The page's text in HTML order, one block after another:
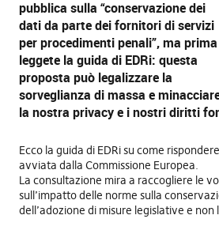
pubblica sulla “conservazione dei
dati da parte dei fornitori di servizi
per procedimenti penali”, ma prima
leggete la guida di EDRi: questa
proposta può legalizzare la
sorveglianza di massa e
la nostra privacy e i nostri diritti
Ecco la guida di EDRi su come
avviata dalla Commissione Europea.
La consultazione mira a raccogliere le
sull’impatto delle norme sulla
dell’adozione di misure legislative e non